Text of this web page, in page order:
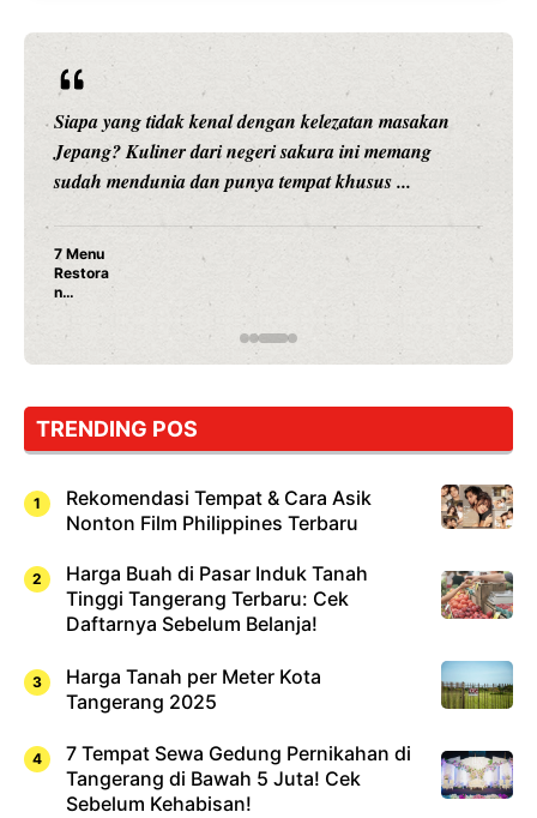
Siapa yang tidak kenal dengan kelezatan masakan
Jepang? Kuliner dari negeri sakura ini memang
sudah mendunia dan punya tempat khusus ...
7 Menu
Restora
n
Jepang
yang
Dicoba,
Cuma
Sushi!
TRENDING POS
Rekomendasi Tempat & Cara Asik
Nonton Film Philippines Terbaru
Harga Buah di Pasar Induk Tanah
Tinggi Tangerang Terbaru: Cek
Daftarnya Sebelum Belanja!
Harga Tanah per Meter Kota
Tangerang 2025
7 Tempat Sewa Gedung Pernikahan di
Tangerang di Bawah 5 Juta! Cek
Sebelum Kehabisan!